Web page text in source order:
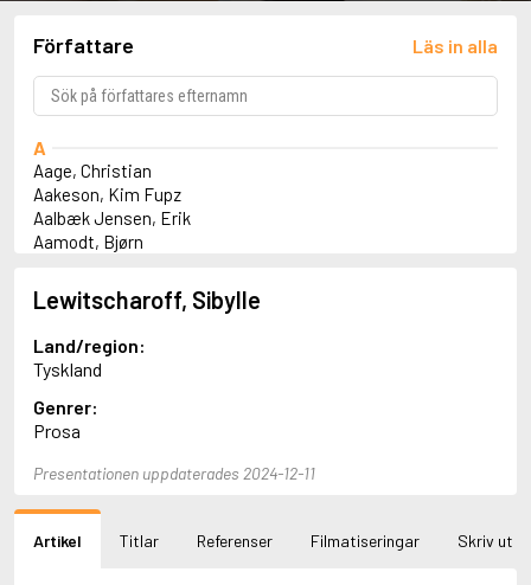
Författare Läs in alla
A
Aage, Christian
Aakeson, Kim Fupz
Aalbæk Jensen, Erik
Aamodt, Bjørn
Abbey, Kieran
Abbot, Anthony
Abbott, John
Abbott, Megan
Abdel-Fattah, Randa
Abdolah, Kader
Abé, Kobo
Abele, Inga
Aboulela, Leila
Lewitscharoff, Sibylle
Land/region:
Tyskland
Genrer:
Prosa
Presentationen uppdaterades 2024-12-11
Artikel Titlar Referenser Filmatiseringar Skriv ut